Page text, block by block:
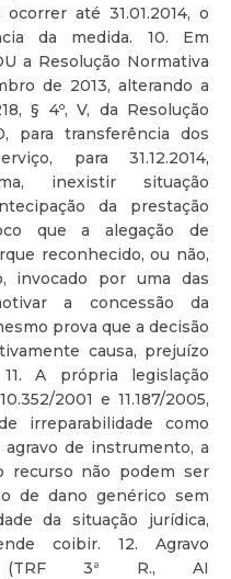
até 31.01.2014, o
da medida. 10. Em
a Resolução Normativa
de 2013, alterando a
§ 4º, V, da Resolução
para transferência dos
para 31.12.2014,
inexistir situação
da prestação
que a alegação de
reconhecido, ou não,
invocado por uma das
a concessão da
prova que a decisão
causa, prejuízo
A própria legislação
2001 e 11.187/2005,
irreparabilidade como
de instrumento, a
recurso não podem ser
de dano genérico sem
da situação jurídica,
coibir. 12. Agravo
(TRF 3ª R., AI